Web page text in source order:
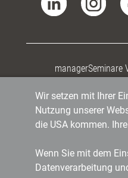
managerSeminare
Wir setzen mit Ihrer
Nutzung unserer
die USA kommen.
Wenn Sie mit dem
Datenverarbeitung